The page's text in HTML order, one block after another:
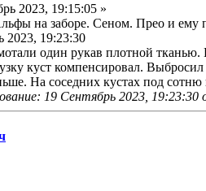
2023, 19:15:05 »
на заборе. Сеном. Прео и ему
2023, 19:23:30
один рукав плотной
куст компенсировал.
На соседних кустах под сотню
19 Сентябрь 2023,